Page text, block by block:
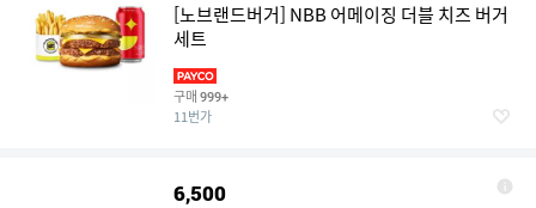
[노브랜드버거] NBB 어메이징 더블 치즈 버거
세트
구매 999+
11번가
6,500